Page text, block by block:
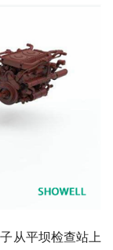
从平坝检查站上